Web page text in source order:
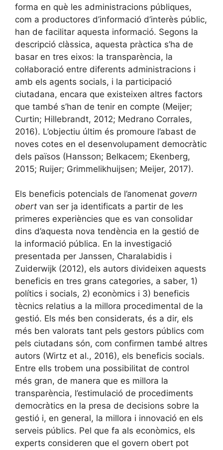
forma en què les administracions públiques,
com a productores d’informació d’interès públic,
han de facilitar aquesta informació. Segons la
descripció clàssica, aquesta pràctica s’ha de
basar en tres eixos: la transparència, la
col·laboració entre diferents administracions i
amb els agents socials, i la participació
ciutadana, encara que existeixen altres factors
que també s’han de tenir en compte (Meijer;
Curtin; Hillebrandt, 2012; Medrano Corrales,
2016). L’objectiu últim és promoure l’abast de
noves cotes en el desenvolupament democràtic
dels països (Hansson; Belkacem; Ekenberg,
2015; Ruijer; Grimmelikhuijsen; Meijer, 2017).
Els beneficis potencials de l’anomenat govern
obert van ser ja identificats a partir de les
primeres experiències que es van consolidar
dins d’aquesta nova tendència en la gestió de
la informació pública. En la investigació
presentada per Janssen, Charalabidis i
Zuiderwijk (2012), els autors divideixen aquests
beneficis en tres grans categories, a saber, 1)
polítics i socials, 2) econòmics i 3) beneficis
tècnics relatius a la millora procedimental de la
gestió. Els més ben considerats, és a dir, els
més ben valorats tant pels gestors públics com
pels ciutadans són, com confirmen també altres
autors (Wirtz et al., 2016), els beneficis socials.
Entre ells trobem una possibilitat de control
més gran, de manera que es millora la
transparència, l’estimulació de procediments
democràtics en la presa de decisions sobre la
gestió i, en general, la millora i innovació en els
serveis públics. Pel que fa als econòmics, els
experts consideren que el govern obert pot